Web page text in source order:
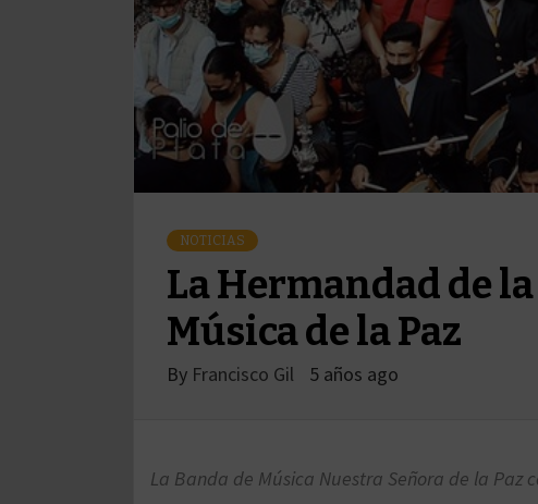
NOTICIAS
La Hermandad de
Música de la Paz
By Francisco Gil 5 años ago
La Banda de Música Nuestra Señora de la